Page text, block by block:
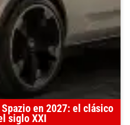
en 2027: el clásico
siglo XXI